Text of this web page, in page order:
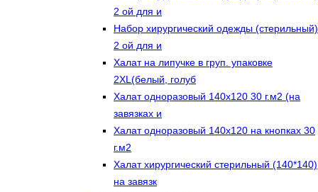
2 ой для и
Набор хирургический одежды (стерильный)
2 ой для и
Халат на липучке в груп. упаковке
2XL(белый, голуб
Халат одноразовый 140х120 30 г.м2 (на
завязках и
Халат одноразовый 140х120 на кнопках 30
г.м2
Халат хирургический стерильный (140*140)
на завязк